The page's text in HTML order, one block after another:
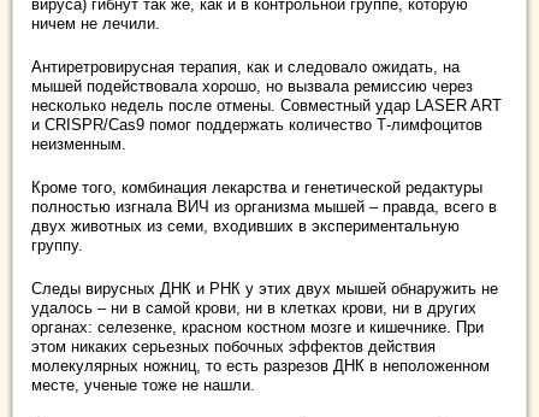
вируса) гибнут так же, как и в контрольной группе, которую
ничем не лечили.
Антиретровирусная терапия, как и следовало ожидать, на
мышей подействовала хорошо, но вызвала ремиссию через
несколько недель после отмены. Совместный удар LASER ART
и CRISPR/Cas9 помог поддержать количество Т-лимфоцитов
неизменным.
Кроме того, комбинация лекарства и генетической редактуры
полностью изгнала ВИЧ из организма мышей – правда, всего в
двух животных из семи, входивших в экспериментальную
группу.
Следы вирусных ДНК и РНК у этих двух мышей обнаружить не
удалось – ни в самой крови, ни в клетках крови, ни в других
органах: селезенке, красном костном мозге и кишечнике. При
этом никаких серьезных побочных эффектов действия
молекулярных ножниц, то есть разрезов ДНК в неположенном
месте, ученые тоже не нашли.